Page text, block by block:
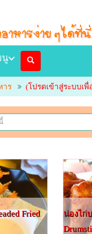
นู
รก
อาหารจัดส่ง Delivery
าร (โปรดเข้าสู่ระบบเ
Fried
น่องไก่